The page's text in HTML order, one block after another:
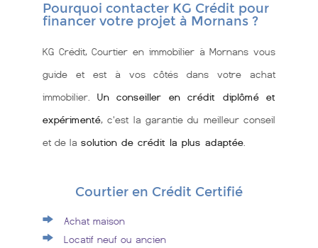
Pourquoi contacter KG Crédit pour
financer votre projet à Mornans ?
KG Crédit, Courtier en immobilier à Mornans vous
guide et est à vos côtés dans votre achat
immobilier. Un conseiller en crédit diplômé et
expérimenté, c'est la garantie du meilleur conseil
et de la solution de crédit la plus adaptée
Courtier en Crédit Certifié
Achat maison
Locatif neuf ou ancien